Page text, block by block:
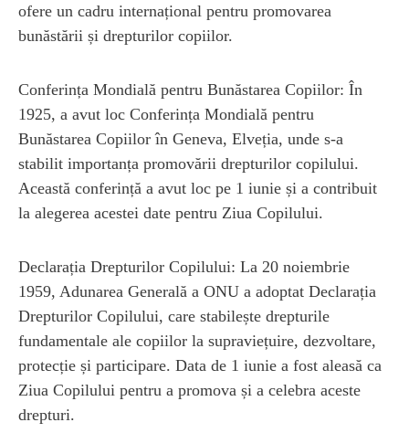
ofere un cadru internațional pentru promovarea
bunăstării și drepturilor copiilor.
Conferința Mondială pentru Bunăstarea Copiilor: În
1925, a avut loc Conferința Mondială pentru
Bunăstarea Copiilor în Geneva, Elveția, unde s-a
stabilit importanța promovării drepturilor copilului.
Această conferință a avut loc pe 1 iunie și a contribuit
la alegerea acestei date pentru Ziua Copilului.
Declarația Drepturilor Copilului: La 20 noiembrie
1959, Adunarea Generală a ONU a adoptat Declarația
Drepturilor Copilului, care stabilește drepturile
fundamentale ale copiilor la supraviețuire, dezvoltare,
protecție și participare. Data de 1 iunie a fost aleasă ca
Ziua Copilului pentru a promova și a celebra aceste
drepturi.